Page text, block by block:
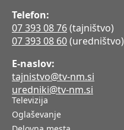
Telefon:
07 393 08 76(tajništvo)
07 393 08 60(uredništvo)
E-naslov:
tajnistvo@tv-nm.si
uredniki@tv-nm.si
Televizija
Oglaševanje